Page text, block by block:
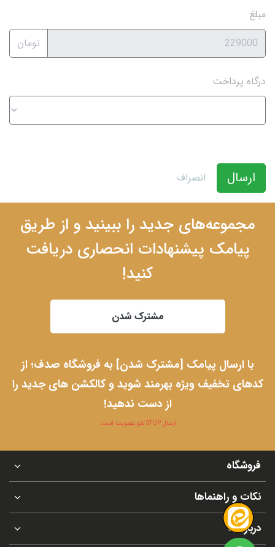
مبلغ
تومان
درگاه پرداخت
ارسال انصراف
مجموعه‌های جدید را ببینید و از طریق
پیامک پیشنهادات انحصاری دریافت
کنید!
مشترک شدن
با ارسال پیامک [مشترک شدن] به فروشگاه صدف؛ از
کدهای تخفیف ویژه بهرمند شوید و کالکشن های جدید را
از دست ندهید!
ارسال STOP لغو عضویت است.
فروشگاه
نکات و راهنماها
درباره ما